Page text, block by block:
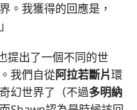
。我獲得的回應是，
提出了一個不同的世
我們自從阿拉若斷片環
幻世界了（不過多明納